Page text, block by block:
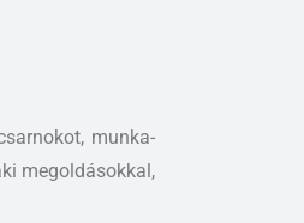
munka-
megoldásokkal,